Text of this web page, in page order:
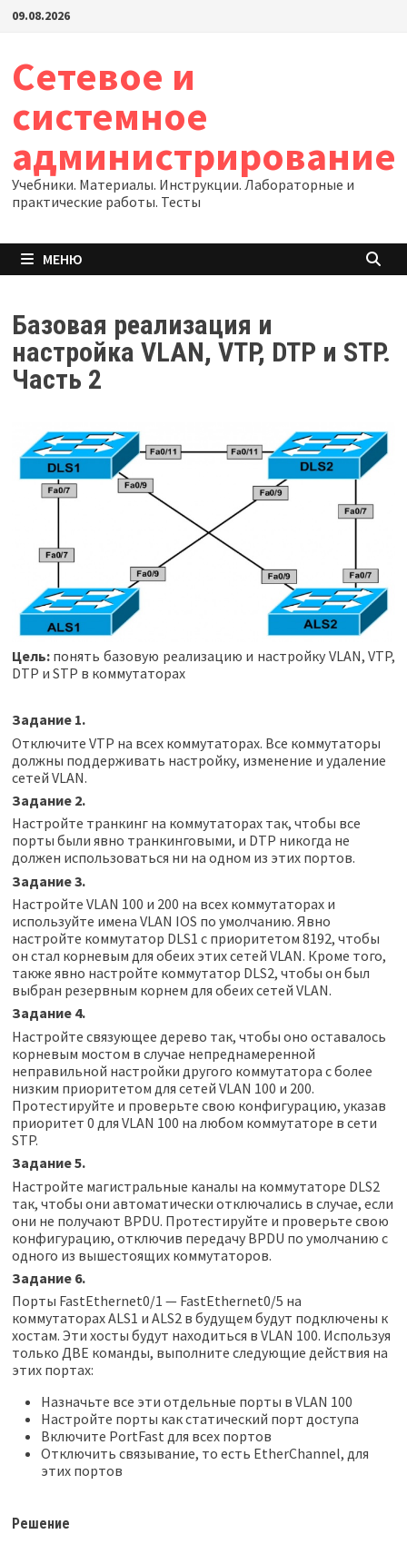
Перейти
09.08.2026
Сетевое и
системное
администрирование
Учебники. Материалы. Инструкции. Лабораторные и
практические работы. Тесты
МЕНЮ
Базовая реализация и
настройка VLAN, VTP, DTP и STP.
Часть 2
Цель:понять базовую реализацию и настройку VLAN, VTP,
DTP и STP в коммутаторах
Задание 1.
Отключите VTP на всех коммутаторах. Все коммутаторы
должны поддерживать настройку, изменение и удаление
сетей VLAN.
Задание 2.
Настройте транкинг на коммутаторах так, чтобы все
порты были явно транкинговыми, и DTP никогда не
должен использоваться ни на одном из этих портов.
Задание 3.
Настройте VLAN 100 и 200 на всех коммутаторах и
используйте имена VLAN IOS по умолчанию. Явно
настройте коммутатор DLS1 с приоритетом 8192, чтобы
он стал корневым для обеих этих сетей VLAN. Кроме того,
также явно настройте коммутатор DLS2, чтобы он был
выбран резервным корнем для обеих сетей VLAN.
Задание 4.
Настройте связующее дерево так, чтобы оно оставалось
корневым мостом в случае непреднамеренной
неправильной настройки другого коммутатора с более
низким приоритетом для сетей VLAN 100 и 200.
Протестируйте и проверьте свою конфигурацию, указав
приоритет 0 для VLAN 100 на любом коммутаторе в сети
STP.
Задание 5.
Настройте магистральные каналы на коммутаторе DLS2
так, чтобы они автоматически отключались в случае, если
они не получают BPDU. Протестируйте и проверьте свою
конфигурацию, отключив передачу BPDU по умолчанию с
одного из вышестоящих коммутаторов.
Задание 6.
Порты FastEthernet0/1 — FastEthernet0/5 на
коммутаторах ALS1 и ALS2 в будущем будут подключены к
хостам. Эти хосты будут находиться в VLAN 100. Используя
только ДВЕ команды, выполните следующие действия на
этих портах:
Назначьте все эти отдельные порты в VLAN 100
Настройте порты как статический порт доступа
Включите PortFast для всех портов
Отключить связывание, то есть EtherChannel, для
этих портов
Решение